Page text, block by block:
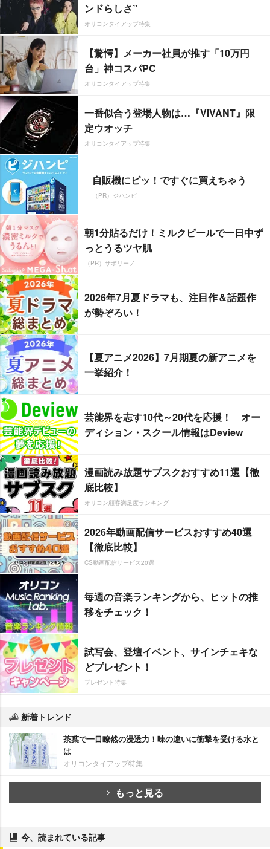
ンドらしさ”
オリコンタイアップ特集
【驚愕】メーカー社員が推す「10万円
台」神コスパPC
オリコンタイアップ特集
一番似合う登場人物は…『VIVANT』限
定ウオッチ
オリコンタイアップ特集
自販機にピッ！ですぐに買えちゃう
（PR）ジハンピ
朝1分貼るだけ！ミルクピールで一日中ず
っとうるツヤ肌
（PR）サボリーノ
2026年7月夏ドラマも、注目作＆話題作
が勢ぞろい！
【夏アニメ2026】7月期夏の新アニメを
一挙紹介！
芸能界を志す10代～20代を応援！ オー
ディション・スクール情報はDeview
漫画読み放題サブスクおすすめ11選【徹
底比較】
オリコン顧客満足度ランキング
2026年動画配信サービスおすすめ40選
【徹底比較】
CS動画配信サービス20選
毎週の音楽ランキングから、ヒットの推
移をチェック！
試写会、登壇イベント、サインチェキな
どプレゼント！
プレゼント特集
新着トレンド
茶葉で一目瞭然の浸透力！味の違いに衝撃を受ける水と
は
オリコンタイアップ特集
もっと見る
今、読まれている記事